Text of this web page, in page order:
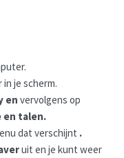
je scherm.
en vervolgens op
en talen.
dat verschijnt .
uit en je kunt weer